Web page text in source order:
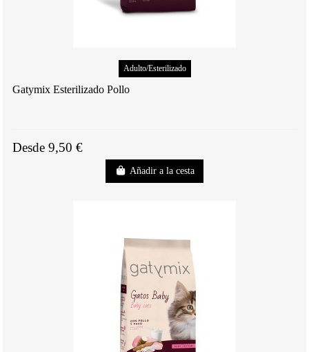
Adulto/Esterilizado
Gatymix Esterilizado Pollo
Desde 9,50 €
Añadir a la cesta